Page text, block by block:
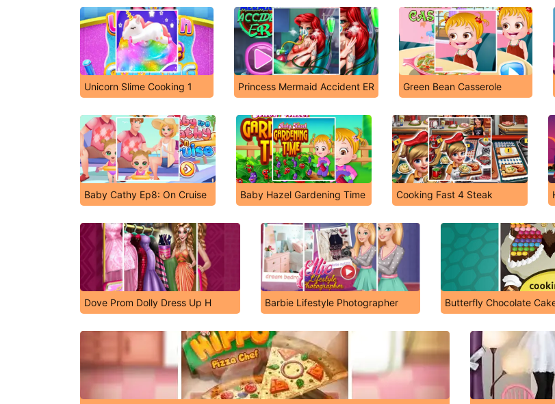
Unicorn Slime Cooking 1 Princess Mermaid Accident ER Green Bean Casserole
Baby Cathy Ep8: On Cruise Baby Hazel Gardening Time Cooking Fast 4 Steak
Dove Prom Dolly Dress Up H Barbie Lifestyle Photographer Butterfly Chocolate